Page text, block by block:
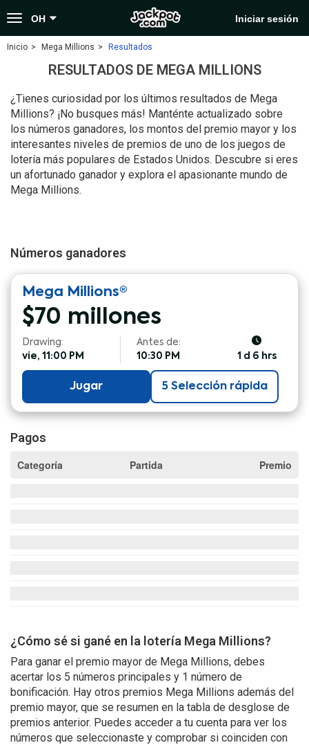
Toggle
navigation
OH Iniciar sesión
Inicio Mega Millions Resultados
RESULTADOS DE MEGA MILLIONS
¿Tienes curiosidad por los últimos resultados de Mega
Millions? ¡No busques más! Manténte actualizado sobre
los números ganadores, los montos del premio mayor y los
interesantes niveles de premios de uno de los juegos de
lotería más populares de Estados Unidos. Descubre si eres
un afortunado ganador y explora el apasionante mundo de
Mega Millions.
Números ganadores
Mega Millions®
$70 millones
Drawing:
vie, 11:00 PM
Antes de:
10:30 PM
1 d 6 hrs
Jugar 5 Selección rápida
Pagos
Categoría Partida Premio
¿Cómo sé si gané en la lotería Mega Millions?
Para ganar el premio mayor de Mega Millions, debes
acertar los 5 números principales y 1 número de
bonificación. Hay otros premios Mega Millions además del
premio mayor, que se resumen en la tabla de desglose de
premios anterior. Puedes acceder a tu cuenta para ver los
números que seleccionaste y comprobar si coinciden con